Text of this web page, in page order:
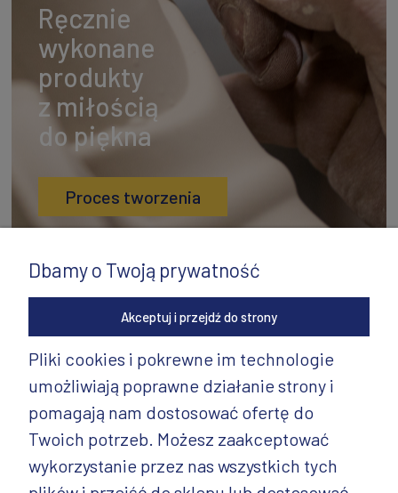
Ręcznie
wykonane
produkty
z miłością
do piękna
Proces tworzenia
INFORMACJE
PRODUKTY CD.
Dbamy o Twoją prywatność
Akceptuj i przejdź do strony
Pliki cookies i pokrewne im technologie
umożliwiają poprawne działanie strony i
pomagają nam dostosować ofertę do
Twoich potrzeb. Możesz zaakceptować
wykorzystanie przez nas wszystkich tych